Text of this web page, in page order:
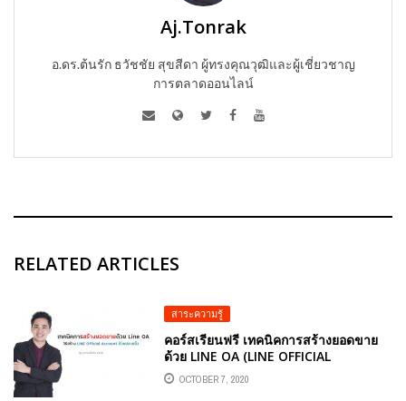
Aj.Tonrak
อ.ดร.ต้นรัก ธวัชชัย สุขสีดา ผู้ทรงคุณวุฒิและผู้เชี่ยวชาญ
การตลาดออนไลน์
RELATED ARTICLES
สาระความรู้
คอร์สเรียนฟรี เทคนิคการสร้างยอดขาย
ด้วย LINE OA (LINE OFFICIAL
ACCOUNT ) อ.ตันรัก ธวัชชัย สุขสีดา
OCTOBER 7, 2020